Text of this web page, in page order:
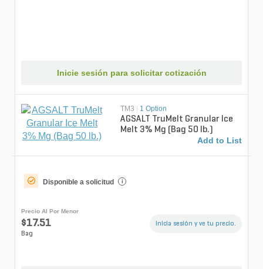
Inicie sesión para solicitar cotización
TM3 1 Option
AGSALT TruMelt Granular Ice
Melt 3% Mg (Bag 50 lb.)
Add to List
Disponible a solicitud i
Precio Al Por Menor
$17.51
Bag
Inicia sesión y ve tu precio.